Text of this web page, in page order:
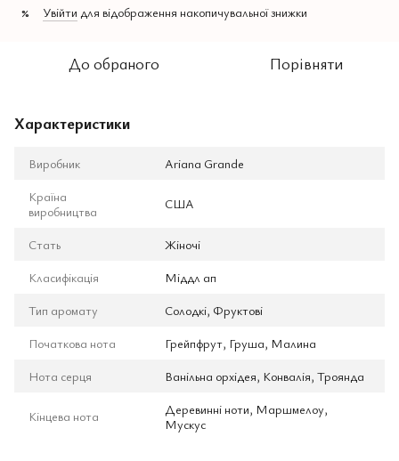
% Увійти для відображення накопичувальної знижки
До обраного Порівняти
Характеристики
Виробник
Ariana Grande
Країна
виробництва
США
Стать
Жіночі
Класифікація
Міддл ап
Тип аромату
Солодкі, Фруктові
Початкова нота
Грейпфрут, Груша, Малина
Нота серця
Ванільна орхідея, Конвалія, Троянда
Кінцева нота
Деревинні ноти, Маршмелоу,
Мускус